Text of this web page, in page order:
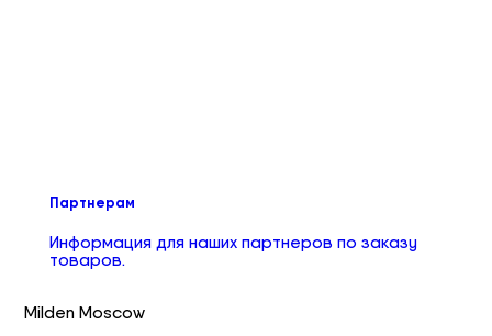
Партнерам
Информация для наших партнеров по заказу
товаров.
Milden Moscow